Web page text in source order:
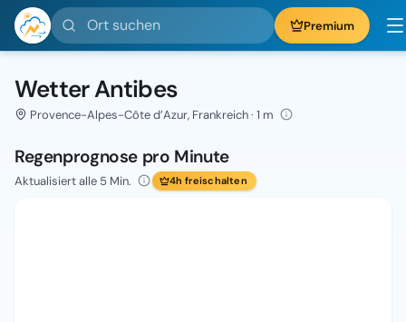
Ort suchen Premium
Wetter Antibes
Provence-Alpes-Côte d’Azur, Frankreich · 1 m
Regenprognose pro Minute
Aktualisiert alle 5 Min. 4h freischalten